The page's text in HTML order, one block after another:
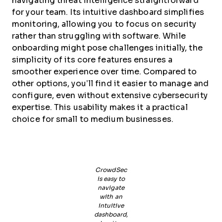
for your team. Its intuitive dashboard simplifies
monitoring, allowing you to focus on security
rather than struggling with software. While
onboarding might pose challenges initially, the
simplicity of its core features ensures a
smoother experience over time. Compared to
other options, you’ll find it easier to manage and
configure, even without extensive cybersecurity
expertise. This usability makes it a practical
choice for small to medium businesses.
CrowdSec
is easy to
navigate
with an
intuitive
dashboard,